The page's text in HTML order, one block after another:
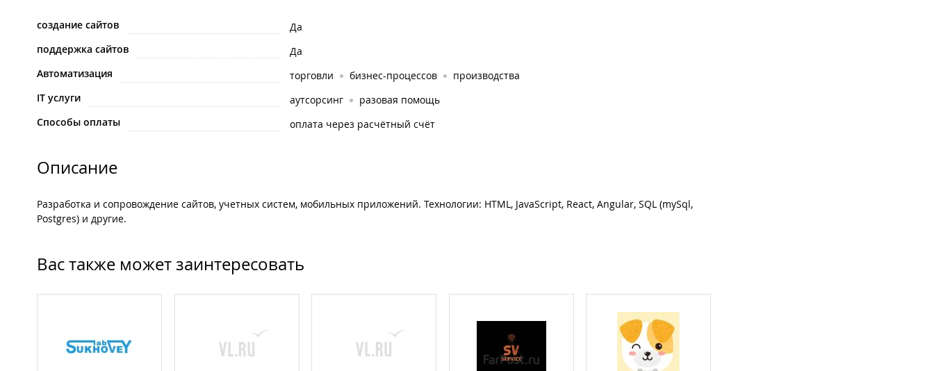
создание сайтов
Да
поддержка сайтов
Да
Автоматизация
торговли бизнес-процессов
производства
IT услуги
аутсорсинг
разовая помощь
Способы оплаты
оплата через расчётный счёт
Описание
Разработка и сопровождение сайтов, учетных систем, мобильных приложений. Технологии: HTML, JavaScript, React, Angular, SQL (mySql,
Postgres) и другие.
Вас также может заинтересовать